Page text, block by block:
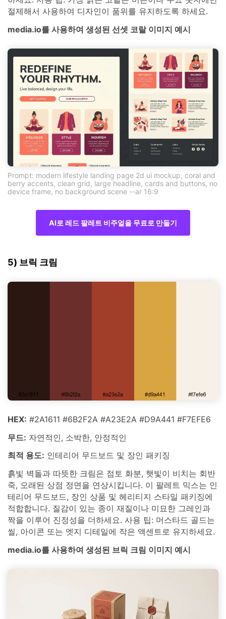
절제해서 사용하여 디자인이 품위를 유지하도록 하세요.
media.io를 사용하여 생성된 선셋 코랄 이미지 예시
Prompt: modern lifestyle landing page 2d ui mockup, coral and
berry accents, clean grid, large headline, cards and buttons, no
device frame, no background scene --ar 16:9
AI로 레드 팔레트 비주얼을 무료로 만들기
5) 브릭 크림
HEX: #2A1611 #6B2F2A #A23E2A #D9A441 #F7EFE6
무드: 자연적인, 소박한, 안정적인
최적 용도: 인테리어 무드보드 및 장인 패키징
흙빛 벽돌과 따뜻한 크림은 점토 화분, 햇빛이 비치는 회반
죽, 오래된 상점 정면을 연상시킵니다. 이 팔레트 믹스는 인
테리어 무드보드, 장인 상품 및 헤리티지 스타일 패키징에
적합합니다. 질감이 있는 종이 재질이나 미묘한 그레인과
짝을 이루어 진정성을 더하세요. 사용 팁: 머스타드 골드는
씰, 아이콘 또는 엣지 디테일에 작은 액센트로 유지하세요.
media.io를 사용하여 생성된 브릭 크림 이미지 예시